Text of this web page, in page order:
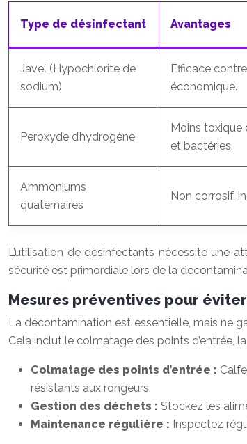
Type de désinfectant Avantages
Javel (Hypochlorite de
sodium)
Efficace
économique.
Peroxyde d’hydrogène
Moins toxique
et bactéries.
Ammoniums
quaternaires
Non corrosif,
L’utilisation de désinfectants nécessite une
sécurité est primordiale lors de la
Mesures préventives pour
La décontamination est essentielle, mais ne
Cela inclut le colmatage des points d’entrée,
Colmatage des points d’entrée :
résistants aux rongeurs.
Gestion des déchets : Stockez les
Maintenance régulière : Inspectez